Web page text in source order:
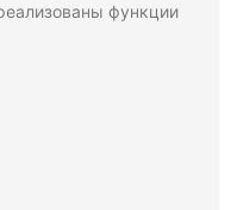
функции